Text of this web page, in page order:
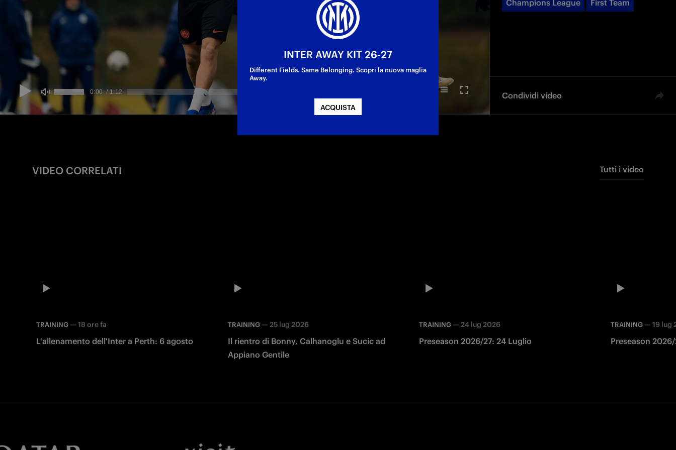
Champions League First Team
Condividi video
VIDEO CORRELATI Tutti i video
TRAINING — 18 ore fa
L'allenamento dell'Inter a Perth: 6 agosto
TRAINING— 25 lug 2026
Il rientro di Bonny, Calhanoglu e Sucic ad
Appiano Gentile
TRAINING —24 lug 2026
Preseason 2026/27: 24 Luglio
TRAINING— 19 lug
Preseason
INTER AWAY KIT 26-27
Different Fields. Same Belonging. Scopri la nuova maglia
Away.
ACQUISTA